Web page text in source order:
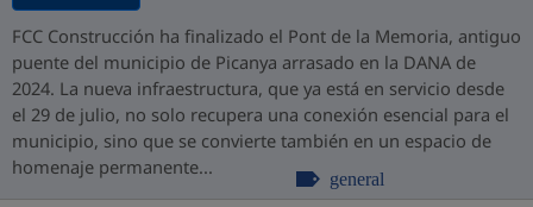
FCC Construcción ha finalizado el Pont de la Memoria, antiguo
puente del municipio de Picanya arrasado en la DANA de
2024. La nueva infraestructura, que ya está en servicio desde
el 29 de julio, no solo recupera una conexión esencial para el
municipio, sino que se convierte también en un espacio de
homenaje permanente...
general